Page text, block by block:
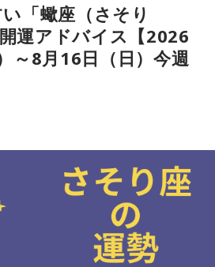
求めていたものを得られるようで
、どんな風にアウトプットできる
てみると良いでしょう。
★
するかも。機転を利かせて、良い
目みやび（なつめ・みやび）
所属。メッセージ性の高い鑑定は
「蠍座（さそり
運アドバイス【2026
～8月16日（日）今週